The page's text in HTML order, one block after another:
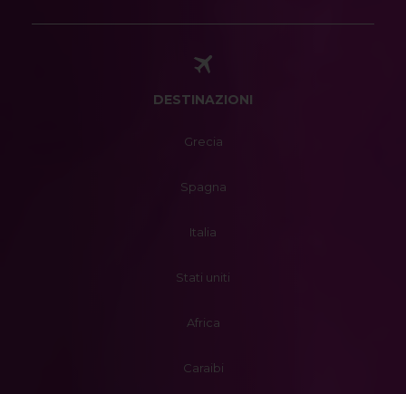
DESTINAZIONI
Grecia
Spagna
Italia
Stati uniti
Africa
Caraibi